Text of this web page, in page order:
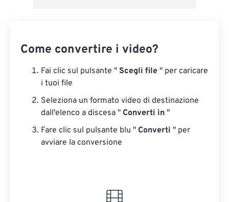
Come convertire i video?
Fai clic sul pulsante " Scegli file " per caricare
i tuoi file
Seleziona un formato video di destinazione
dall'elenco a discesa " Converti in "
Fare clic sul pulsante blu " Converti " per
avviare la conversione